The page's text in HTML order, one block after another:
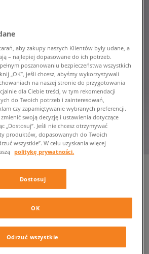
aby zakupy naszych Klientów były udane, a
– najlepiej dopasowane do ich potrzeb.
poszanowaniu bezpieczeństwa wszystkich
„OK”, jeśli chcesz, abyśmy wykorzystywali
na naszej stronie do przygotowania
dla Ciebie treści, w tym rekomendacji
do Twoich potrzeb i zainteresowań,
czy zapamiętywanie wybranych preferencji.
swoją decyzję i ustawienia dotyczące
„Dostosuj”. Jeśli nie chcesz otrzymywać
produktów, dopasowanych do Twoich
wszystkie”. W celu uzyskania więcej
politykę prywatności.
Dostosuj
Odrzuć wszystkie
OK